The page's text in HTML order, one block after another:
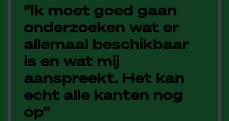
‘’Ik moet goed gaan
onderzoeken wat er
allemaal beschikbaar
is en wat mij
aanspreekt. Het kan
echt alle kanten nog
op”